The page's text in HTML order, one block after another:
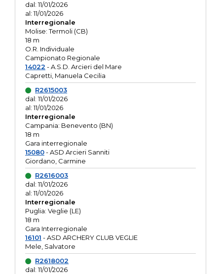
dal: 11/01/2026
al: 11/01/2026
Interregionale
Molise: Termoli (CB)
18 m
O.R. Individuale
Campionato Regionale
14022 - A.S.D. Arcieri del Mare
Capretti, Manuela Cecilia
R2615003
dal: 11/01/2026
al: 11/01/2026
Interregionale
Campania: Benevento (BN)
18 m
Gara interregionale
15080- ASD Arcieri Sanniti
Giordano, Carmine
R2616003
dal: 11/01/2026
al: 11/01/2026
Interregionale
Puglia: Veglie (LE)
18 m
Gara Interregionale
16101 - ASD ARCHERY CLUB VEGLIE
Mele, Salvatore
R2618002
dal: 11/01/2026